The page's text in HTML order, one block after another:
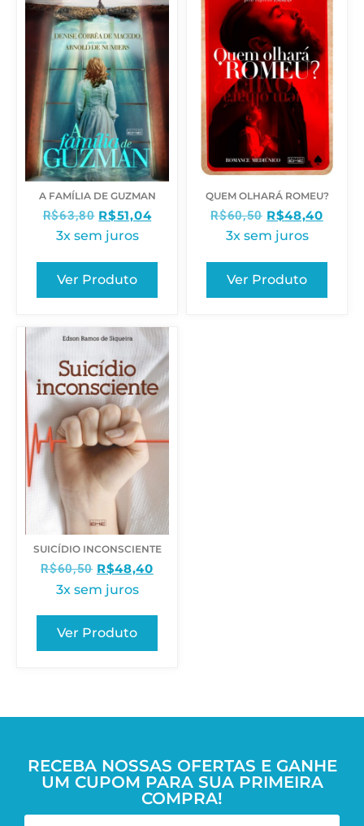
A FAMÍLIA DE GUZMAN
R$63,80 R$51,04
3x sem juros
Ver Produto
QUEM OLHARÁ ROMEU?
R$60,50 R$48,40
3x sem juros
Ver Produto
SUICÍDIO INCONSCIENTE
R$60,50 R$48,40
3x sem juros
Ver Produto
RECEBA NOSSAS OFERTAS E GANHE
UM CUPOM PARA SUA PRIMEIRA
COMPRA!